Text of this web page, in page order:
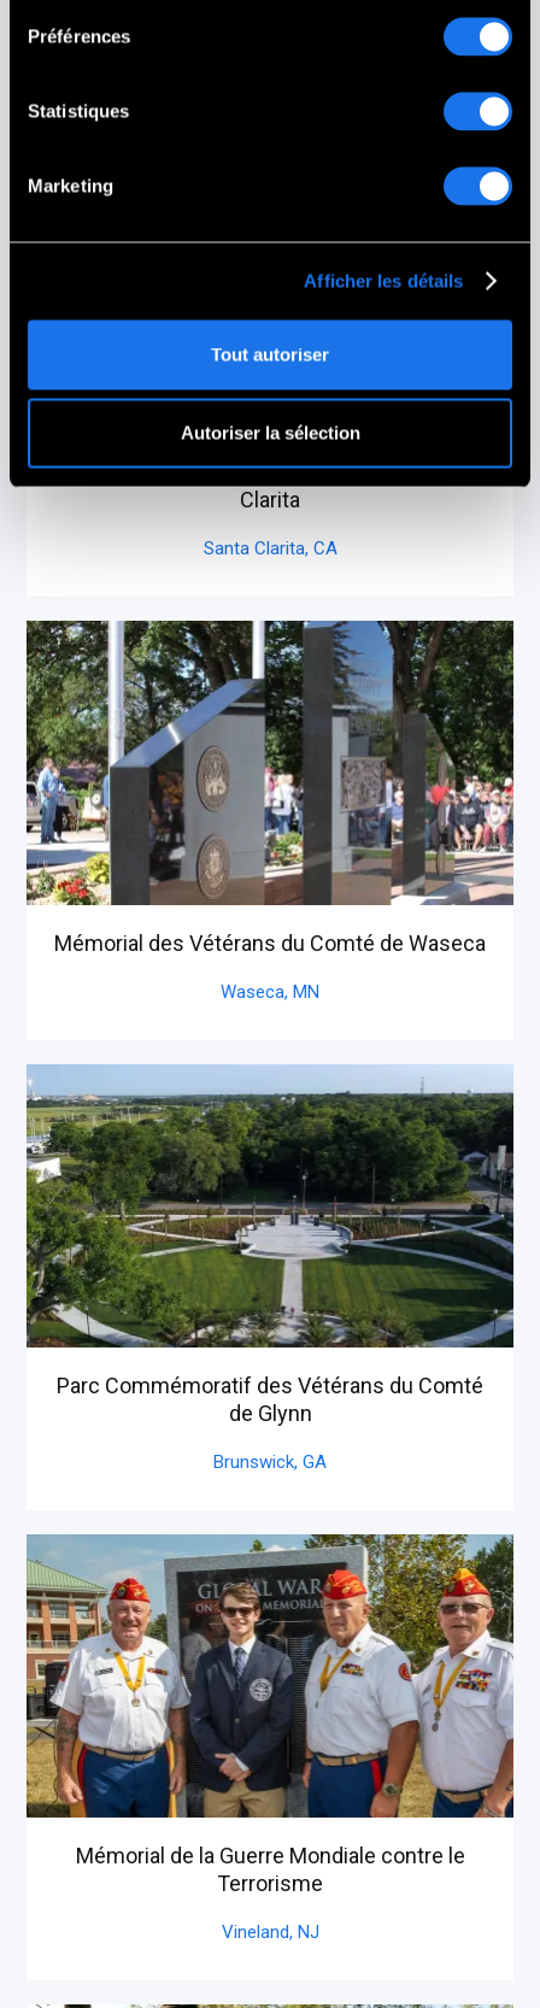
Préférences
Statistiques
Marketing
Afficher les détails
Tout autoriser
Autoriser la sélection
Mémorial des Guerriers Tombés de Santa
Clarita
Santa Clarita, CA
Mémorial des Vétérans du Comté de Waseca
Waseca, MN
Parc Commémoratif des Vétérans du Comté
de Glynn
Brunswick, GA
Mémorial de la Guerre Mondiale contre le
Terrorisme
Vineland, NJ